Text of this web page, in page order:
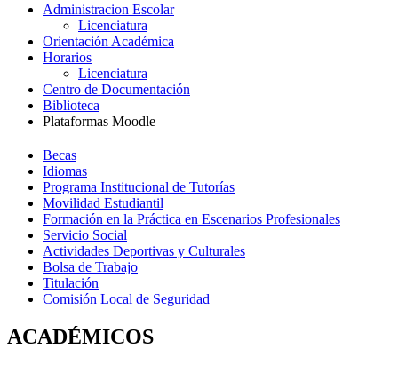
Administracion Escolar
Licenciatura
Orientación Académica
Horarios
Licenciatura
Centro de Documentación
Biblioteca
Plataformas Moodle
Becas
Idiomas
Programa Institucional de Tutorías
Movilidad Estudiantil
Formación en la Práctica en Escenarios Profesionales
Servicio Social
Actividades Deportivas y Culturales
Bolsa de Trabajo
Titulación
Comisión Local de Seguridad
ACADÉMICOS